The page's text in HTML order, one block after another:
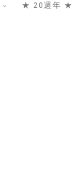
★ 20週年 ★